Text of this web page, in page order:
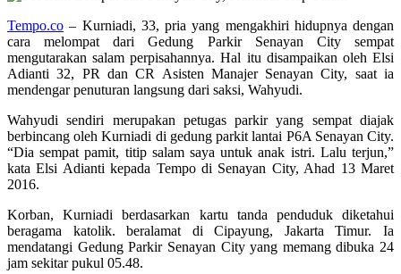
Tempo.co – Kurniadi, 33, pria yang mengakhiri hidupnya dengan
cara melompat dari Gedung Parkir Senayan City sempat
mengutarakan salam perpisahannya. Hal itu disampaikan oleh Elsi
Adianti 32, PR dan CR Asisten Manajer Senayan City, saat ia
mendengar penuturan langsung dari saksi, Wahyudi.
Wahyudi sendiri merupakan petugas parkir yang sempat diajak
berbincang oleh Kurniadi di gedung parkit lantai P6A Senayan City.
“Dia sempat pamit, titip salam saya untuk anak istri. Lalu terjun,”
kata Elsi Adianti kepada Tempo di Senayan City, Ahad 13 Maret
2016.
Korban, Kurniadi berdasarkan kartu tanda penduduk diketahui
beragama katolik. beralamat di Cipayung, Jakarta Timur. Ia
mendatangi Gedung Parkir Senayan City yang memang dibuka 24
jam sekitar pukul 05.48.